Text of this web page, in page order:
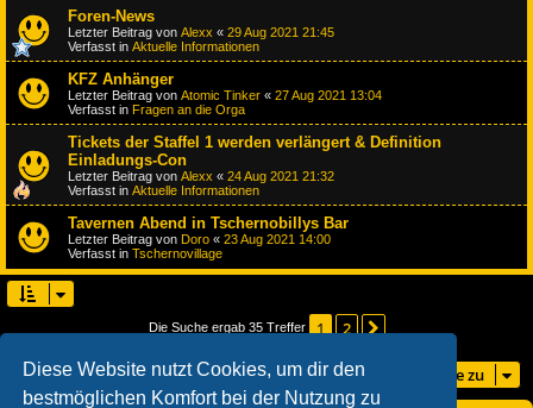
Diese Website nutzt Cookies, um dir den
bestmöglichen Komfort bei der Nutzung zu
Foren-News
Letzter Beitrag von Alexx « 29 Aug 2021 21:45
Verfasst in Aktuelle Informationen
KFZ Anhänger
Letzter Beitrag von Atomic Tinker « 27 Aug 2021 13:04
Verfasst in Fragen an die Orga
Tickets der Staffel 1 werden verlängert & Definition
Einladungs-Con
Letzter Beitrag von Alexx « 24 Aug 2021 21:32
Verfasst in Aktuelle Informationen
Tavernen Abend in Tschernobillys Bar
Letzter Beitrag von Doro « 23 Aug 2021 14:00
Verfasst in Tschernovillage
Die Suche ergab 35 Treffer 1 2 Nächste
Gehe zu